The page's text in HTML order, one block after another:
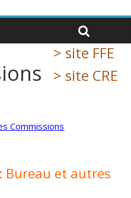
Commissions
: Bureau et autres
> site FFE
> site CRE